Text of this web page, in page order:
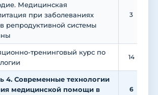
Медицинская
при заболеваниях
репродуктивной системы
3
тренинговый курс по
14
4. Современные технологии
медицинской помощи в
6